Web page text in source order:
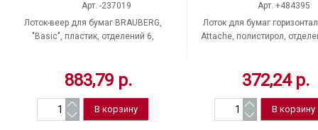
Арт. -237019
Лоток-веер для бумаг BRAUBERG,
"Basic", пластик, отделений 6,
883,79 р.
Арт. +484395
Лоток для бумаг
Attache, полистирол,
372,24 р.